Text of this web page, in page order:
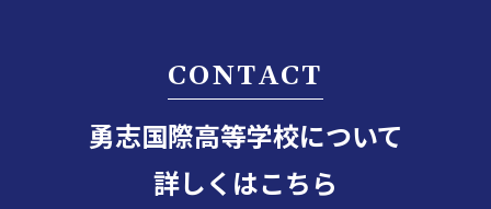
CONTACT
勇志国際高等学校について
詳しくはこちら